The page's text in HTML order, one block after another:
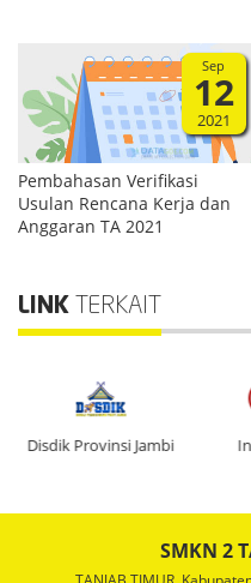
Sep
12
2021
Pembahasan Verifikasi
Usulan Rencana Kerja dan
Anggaran TA 2021
LINK TERKAIT
Disdik Provinsi Jambi
SMKN 2